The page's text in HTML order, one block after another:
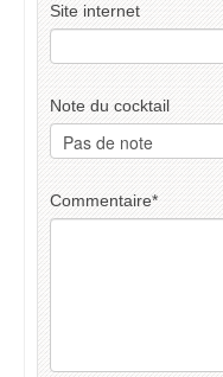
Site internet
Note du cocktail
Commentaire*